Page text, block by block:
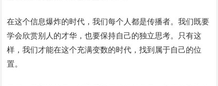
在这个信息爆炸的时代，我们每个人都是传播者。我们既要
学会欣赏别人的才华，也要保持自己的独立思考。只有这
样，我们才能在这个充满变数的时代，找到属于自己的位
置。